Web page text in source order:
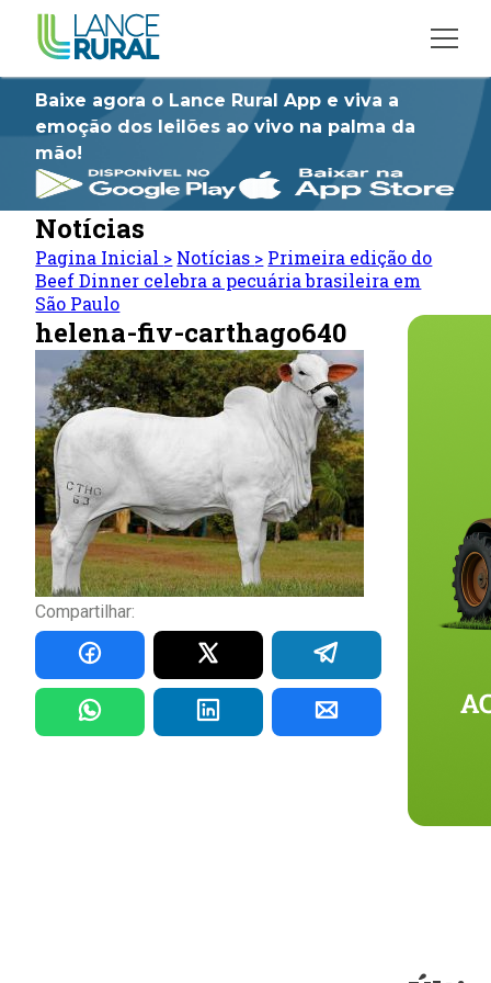
Baixe agora o Lance Rural App e viva a
emoção dos leilões ao vivo na palma da
mão!
Notícias
Pagina Inicial > Notícias > Primeira edição do
Beef Dinner celebra a pecuária brasileira em
São Paulo
helena-fiv-carthago640
Compartilhar: